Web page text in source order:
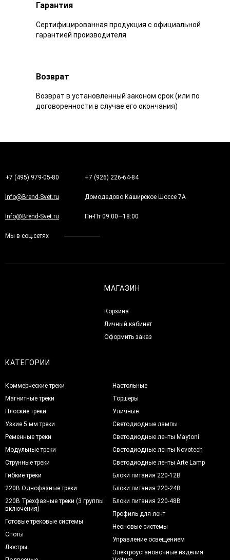
Гарантия
Сертифицированная продукция с официальной
гарантией производителя
Возврат
Возврат в установленный законом срок (или по
договоренности в случае его окончания)
+7 (495) 979-05-80 +7 (926) 226-64-84
Info@Brend-Svet.ru Домодедово Каширское Шоссе 7А
Info@Brend-Svet.ru Пн-Пт 09:00—18:00
Мы в соц.сетях
МАГАЗИН
Корзина
Личный кабинет
Оформить заказ
КАТЕГОРИИ
Коммерческие треки
Магнитные треки
Плоские треки
Узкие 5 мм треки
Ременные треки
Модульные треки
Струнные треки
Гибкие треки
220В Однофазные треки
220В Трехфазные треки (3 группы
включения)
Готовые трековые системы
Споты
Люстры
Настольные
Торшеры
Уличные
Светодиодные лампы
Светодиодные ленты Maytoni
Светодиодные ленты Novotech
Светодиодные ленты Arte Lamp
Блоки питания 220-12В
Блоки питания 220-24В
Блоки питания 220-48В
Профиль для лент
Неоновые системы
Управление освещением
Электроустановочные изделия